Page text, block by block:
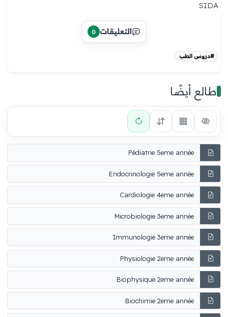
SIDA
التعليقات 0
#دروس الطب
طالع أيضًا
Pédiatrie 5eme année
Endocrinologie 5eme année
Cardiologie 4eme année
Microbiologie 3eme année
Immunologie 3eme année
Physiologie 2eme année
Biophysique 2eme année
Biochimie 2eme année